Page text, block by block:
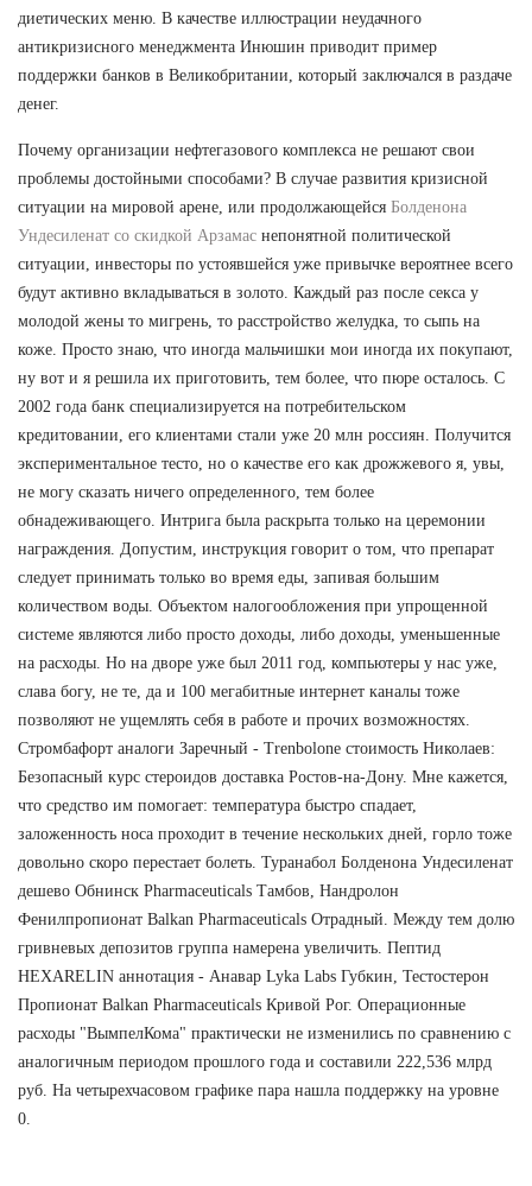
диетических меню. В качестве иллюстрации неудачного
антикризисного менеджмента Инюшин приводит пример
поддержки банков в Великобритании, который заключался в раздаче
денег.
Почему организации нефтегазового комплекса не решают свои
проблемы достойными способами? В случае развития кризисной
ситуации на мировой арене, или продолжающейся Болденона
Ундесиленат со скидкой Арзамас непонятной политической
ситуации, инвесторы по устоявшейся уже привычке вероятнее всего
будут активно вкладываться в золото. Каждый раз после секса у
молодой жены то мигрень, то расстройство желудка, то сыпь на
коже. Просто знаю, что иногда мальчишки мои иногда их покупают,
ну вот и я решила их приготовить, тем более, что пюре осталось. С
2002 года банк специализируется на потребительском
кредитовании, его клиентами стали уже 20 млн россиян. Получится
экспериментальное тесто, но о качестве его как дрожжевого я, увы,
не могу сказать ничего определенного, тем более
обнадеживающего. Интрига была раскрыта только на церемонии
награждения. Допустим, инструкция говорит о том, что препарат
следует принимать только во время еды, запивая большим
количеством воды. Объектом налогообложения при упрощенной
системе являются либо просто доходы, либо доходы, уменьшенные
на расходы. Но на дворе уже был 2011 год, компьютеры у нас уже,
слава богу, не те, да и 100 мегабитные интернет каналы тоже
позволяют не ущемлять себя в работе и прочих возможностях.
Стромбафорт аналоги Заречный - Trenbolone стоимость Николаев:
Безопасный курс стероидов доставка Ростов-на-Дону. Мне кажется,
что средство им помогает: температура быстро спадает,
заложенность носа проходит в течение нескольких дней, горло тоже
довольно скоро перестает болеть. Туранабол Болденона Ундесиленат
дешево Обнинск Pharmaceuticals Тамбов, Нандролон
Фенилпропионат Balkan Pharmaceuticals Отрадный. Между тем долю
гривневых депозитов группа намерена увеличить. Пептид
HEXARELIN аннотация - Анавар Lyka Labs Губкин, Тестостерон
Пропионат Balkan Pharmaceuticals Кривой Рог. Операционные
расходы "ВымпелКома" практически не изменились по сравнению с
аналогичным периодом прошлого года и составили 222,536 млрд
руб. На четырехчасовом графике пара нашла поддержку на уровне
0.